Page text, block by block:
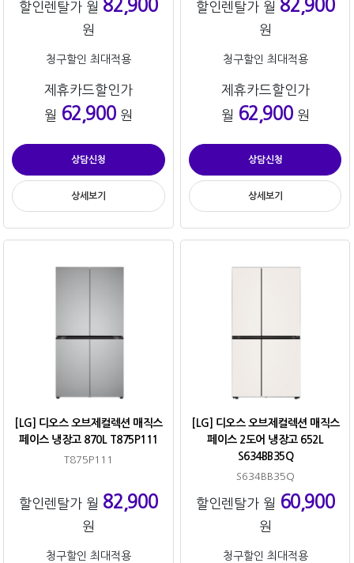
할인렌탈가 월 82,900
원
청구할인 최대적용
제휴카드할인가
월 62,900원
상담신청
상세보기
할인렌탈가 월 82,900
원
청구할인 최대적용
제휴카드할인가
월 62,900원
상담신청
상세보기
[LG] 디오스 오브제컬렉션 매직스
페이스 냉장고 870L T875P111
T875P111
할인렌탈가 월 82,900
원
청구할인 최대적용
[LG] 디오스 오브제컬렉션 매직스
페이스 2도어 냉장고 652L
S634BB35Q
S634BB35Q
할인렌탈가 월 60,900
원
청구할인 최대적용